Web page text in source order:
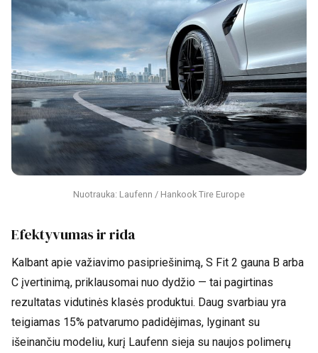
Nuotrauka: Laufenn / Hankook Tire Europe
Efektyvumas ir rida
Kalbant apie važiavimo pasipriešinimą, S Fit 2 gauna B arba
C įvertinimą, priklausomai nuo dydžio — tai pagirtinas
rezultatas vidutinės klasės produktui. Daug svarbiau yra
teigiamas 15% patvarumo padidėjimas, lyginant su
išeinančiu modeliu, kurį Laufenn sieja su naujos polimerų